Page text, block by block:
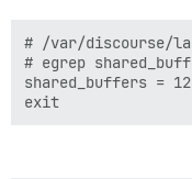
# /var/discourse/
# egrep
shared_buffers =